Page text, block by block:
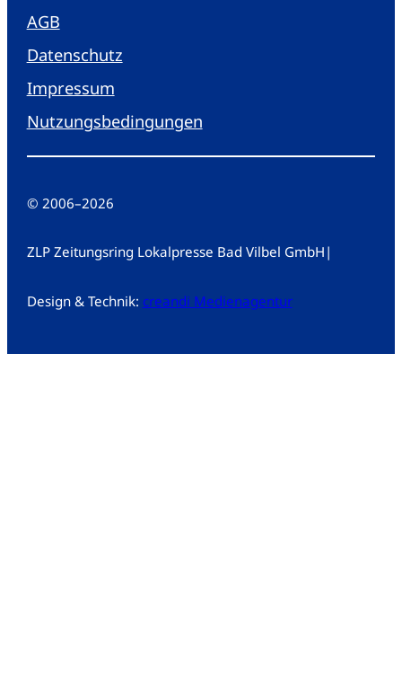
AGB
Datenschutz
Impressum
Nutzungsbedingungen
© 2006–2026
ZLP Zeitungsring Lokalpresse Bad Vilbel GmbH |
Design & Technik: creandi Medienagentur